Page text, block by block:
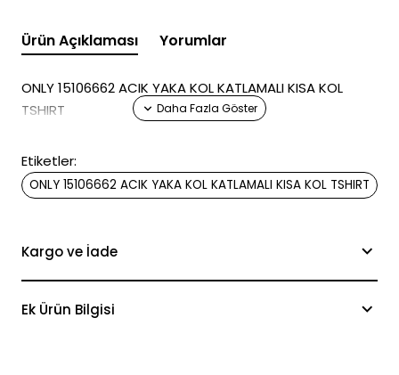
Ürün Açıklaması Yorumlar
ONLY 15106662 ACIK YAKA KOL KATLAMALI KISA KOL
TSHIRT
Etiketler:
ONLY 15106662 ACIK YAKA KOL KATLAMALI KISA KOL TSHIRT
Kargo ve İade
Ek Ürün Bilgisi